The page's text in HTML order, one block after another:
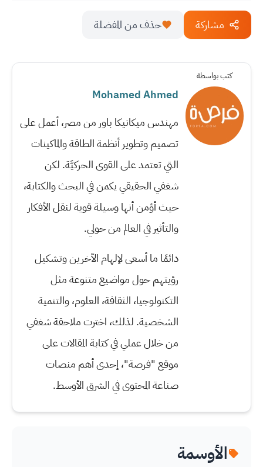
مشاركة حذف من المفضلة
كتب بواسطة
Mohamed Ahmed
مهندس ميكانيكا باور من مصر، أعمل على
تصميم وتطوير أنظمة الطاقة والماكينات
التي تعتمد على القوى الحركيَّة. لكن
شغفي الحقيقي يكمن في البحث والكتابة،
حيث أؤمن أنها وسيلة قوية لنقل الأفكار
والتأثير في العالم من حولي.
دائمًا ما أسعى لإلهام الآخرين وتشكيل
رؤيتهم حول مواضيع متنوعة مثل
التكنولوجيا، الثقافة، العلوم، والتنمية
الشخصية. لذلك، اخترت ملاحقة شغفي
من خلال عملي في كتابة المقالات على
موقع "فرصة"، إحدى أهم منصات
صناعة المحتوى في الشرق الأوسط.
الأوسمة